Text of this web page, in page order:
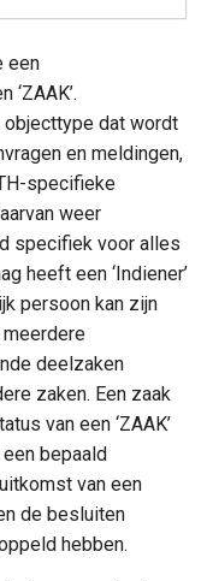
een
‘ZAAK’.
objecttype dat wordt
en meldingen,
specifieke
weer
specifiek voor alles
heeft een ‘Indiener’
persoon kan zijn
meerdere
deelzaken
zaken. Een zaak
van een ‘ZAAK’
een bepaald
uitkomst van een
de besluiten
hebben.